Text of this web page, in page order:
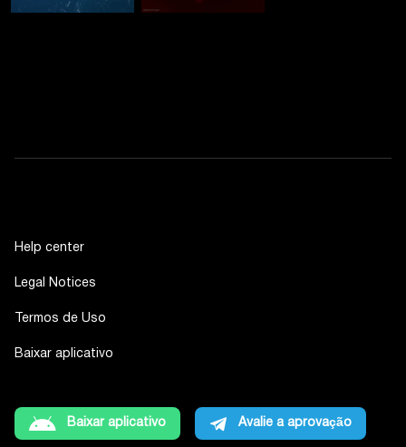
Help center
Legal Notices
Termos de Uso
Baixar aplicativo
Baixar aplicativo Avalie a aprovação